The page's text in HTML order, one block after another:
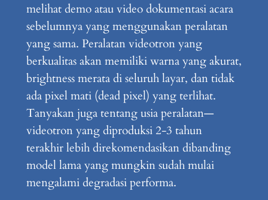
melihat demo atau video dokumentasi acara
sebelumnya yang menggunakan peralatan
yang sama. Peralatan videotron yang
berkualitas akan memiliki warna yang akurat,
brightness merata di seluruh layar, dan tidak
ada pixel mati (dead pixel) yang terlihat.
Tanyakan juga tentang usia peralatan—
videotron yang diproduksi 2-3 tahun
terakhir lebih direkomendasikan dibanding
model lama yang mungkin sudah mulai
mengalami degradasi performa.